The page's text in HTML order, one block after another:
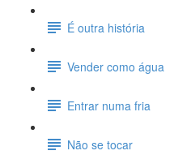
É outra história
Vender como água
Entrar numa fria
Não se tocar